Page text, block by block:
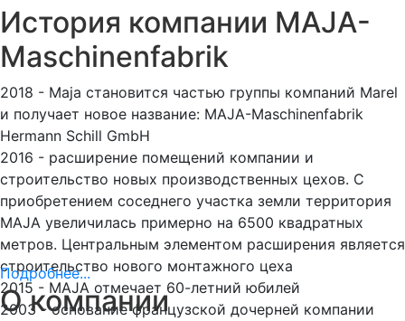
История компании MAJA-
Maschinenfabrik
2018 - Maja становится частью группы компаний Marel
и получает новое название: MAJA-Maschinenfabrik
Hermann Schill GmbH
2016 - расширение помещений компании и
строительство новых производственных цехов. С
приобретением соседнего участка земли территория
MAJA увеличилась примерно на 6500 квадратных
метров. Центральным элементом расширения является
строительство нового монтажного цеха
2015 - MAJA отмечает 60-летний юбилей
2003 - основание французской дочерней компании
Подробнее...
О компании